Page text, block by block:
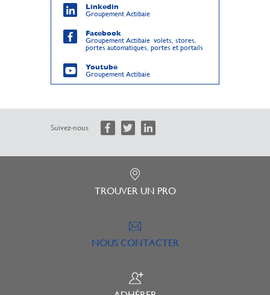
Linkedin
Groupement Actibaie
Facebook
Groupement Actibaie volets, stores,
portes automatiques, portes et portails
Youtube
Groupement Actibaie
Suivez-nous
TROUVER UN PRO
NOUS CONTACTER